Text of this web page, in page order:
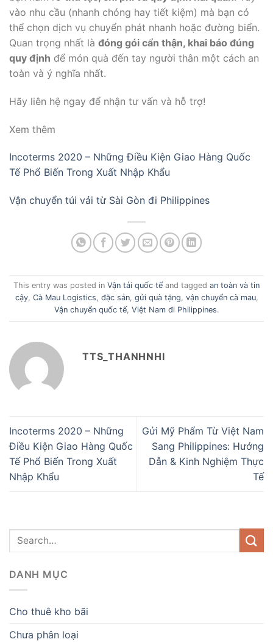
vào nhu cầu (nhanh chóng hay tiết kiệm) mà bạn có
thể chọn dịch vụ chuyển phát nhanh hoặc đường biển.
Quan trọng nhất là đóng gói cẩn thận, khai báo đúng
quy định để món quà đến tay người thân một cách an
toàn và ý nghĩa nhất.
Hãy liên hệ ngay để nhận tư vấn và hỗ trợ!
Xem thêm
Incoterms 2020 – Những Điều Kiện Giao Hàng Quốc
Tế Phổ Biến Trong Xuất Nhập Khẩu
Vận chuyển túi vải từ Sài Gòn đi Philippines
This entry was posted in Vận tải quốc tế and tagged an toàn và tin
cậy, Cà Mau Logistics, đặc sản, gửi quà tặng, vận chuyển cà mau,
Vận chuyển quốc tế, Việt Nam đi Philippines.
TTS_THANHNHI
Incoterms 2020 – Những
Điều Kiện Giao Hàng Quốc
Tế Phổ Biến Trong Xuất
Nhập Khẩu
Gửi Mỹ Phẩm Từ Việt Nam
Sang Philippines: Hướng
Dẫn & Kinh Nghiệm Thực
Tế
DANH MỤC
Cho thuê kho bãi
Chưa phân loại